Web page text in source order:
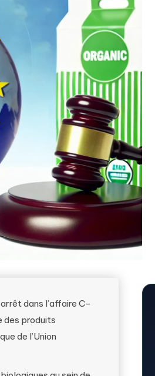
dans l’affaire C-
des produits
de l’Union